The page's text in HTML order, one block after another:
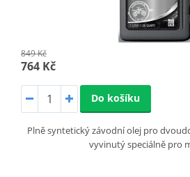
849 Kč
764 Kč
Do košíku
Plně syntetický závodní olej pro
vyvinutý speciálně pro